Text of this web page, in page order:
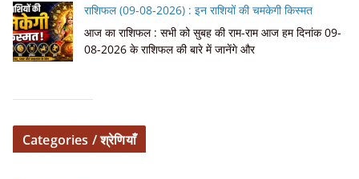
राशिफल (09-08-2026) : इन राशियों की चमकेगी किस्मत
आज का राशिफल : सभी को सुबह की राम-राम आज हम दिनांक 09-
08-2026 के राशिफल की बारे में जानेंगे और
Categories / श्रेणियाँ